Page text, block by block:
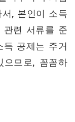
, 본인이 소득
관련 서류를 준
공제는 주거
므로, 꼼꼼하